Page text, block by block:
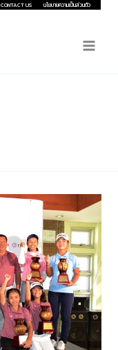
CONTACT US นโยบายความเป็นส่วนตัว